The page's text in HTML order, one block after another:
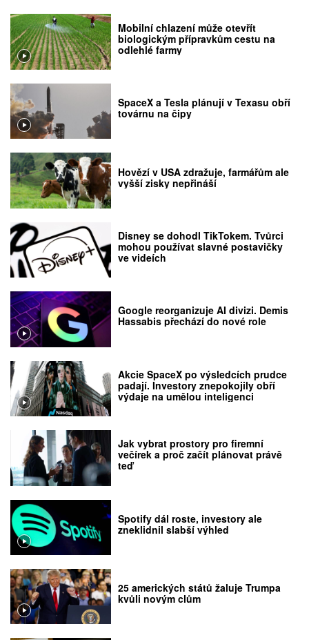
Mobilní chlazení může otevřít
biologickým přípravkům cestu na
odlehlé farmy
SpaceX a Tesla plánují v Texasu obří
továrnu na čipy
Hovězí v USA zdražuje, farmářům ale
vyšší zisky nepřináší
Disney se dohodl TikTokem. Tvůrci
mohou používat slavné postavičky
ve videích
Google reorganizuje AI divizi. Demis
Hassabis přechází do nové role
Akcie SpaceX po výsledcích prudce
padají. Investory znepokojily obří
výdaje na umělou inteligenci
Jak vybrat prostory pro firemní
večírek a proč začít plánovat právě
teď
Spotify dál roste, investory ale
zneklidnil slabší výhled
25 amerických států žaluje Trumpa
kvůli novým clům